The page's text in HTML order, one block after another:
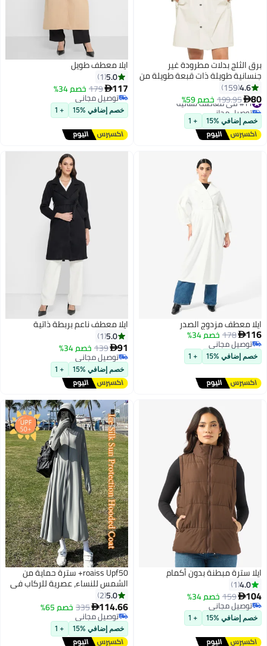
برق الثلج بدلات مطرودة غير
جنسانية طويلة ذات قبعة طويلة من
الخارج واقيس للحماية من الأمطار
والمطرود المقاومة للماء والخارج
الهوائي طويل السترات الرسمية
ذات سترة طويلة الممتلقة.
4.6
159
80
199.95خصم 59% #11 في معاطف نسائية
توصيل مجاني
#11 في معاطف نسائية
خصم إضافي %15 + 1
ايلا معطف طويل
5.0
1
117
179 خصم 34%
توصيل مجاني
توصيل مجاني
خصم إضافي %15 + 1
ايلا معطف مزدوج الصدر
116
178 خصم 34%
توصيل مجاني
توصيل مجاني
خصم إضافي %15 + 1
ايلا معطف ناعم بربطة ذاتية
5.0
1
91
139 خصم 34%
توصيل مجاني
توصيل مجاني
خصم إضافي %15 + 1
ايلا سترة مبطنة بدون أكمام
4.0
1
104
159 خصم 34%
توصيل مجاني
توصيل مجاني
خصم إضافي %15 + 1
roaiss Upf50+ سترة حماية من
الشمس للنساء، عصرية للركاب في
الهواء الطلق، سترة بغطاء للرأس
بأكمام طويلة، تجفيف سريع من
الحرير الجليدي، حافة قابلة للإزالة،
فستان مقاوم للأشعة فوق
البنفسجية
5.0
2
114.66
335 خصم 65%
توصيل مجاني
توصيل مجاني
خصم إضافي %15 + 1